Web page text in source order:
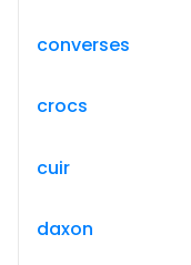
converses
crocs
cuir
daxon